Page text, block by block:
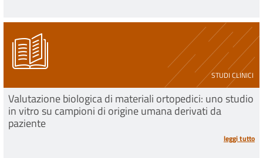
STUDI CLINICI
Valutazione biologica di materiali ortopedici: uno studio
in vitro su campioni di origine umana derivati da
paziente
leggi tutto